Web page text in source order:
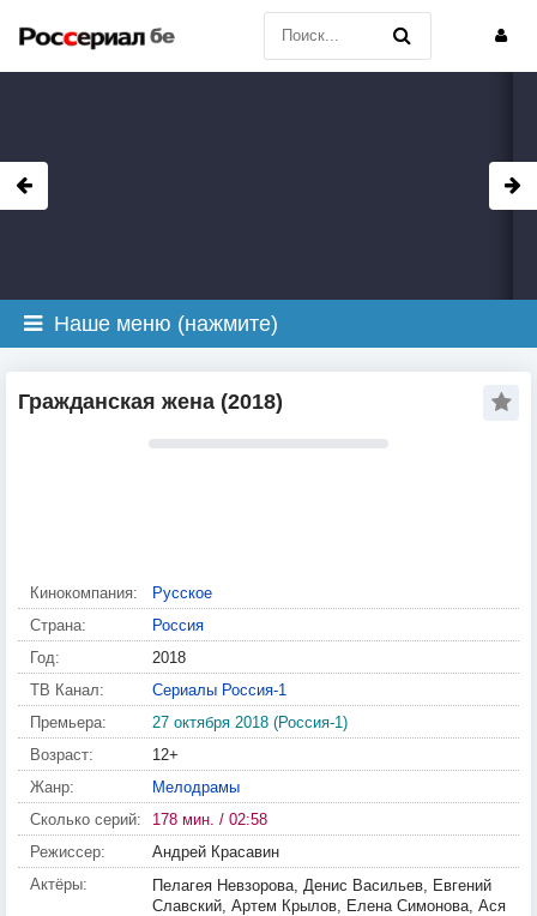
Наше меню (нажмите)
Гражданская жена (2018)
Кинокомпания:
Русское
Страна:
Россия
Год:
2018
ТВ Канал:
Сериалы Россия-1
Премьера:
27 октября 2018 (Россия-1)
Возраст:
12+
Жанр:
Мелодрамы
Сколько серий:
178 мин. / 02:58
Режиссер:
Андрей Красавин
Актёры:
Пелагея Невзорова, Денис Васильев, Евгений
Славский, Артем Крылов, Елена Симонова, Ася